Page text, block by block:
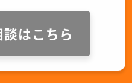
談はこちら